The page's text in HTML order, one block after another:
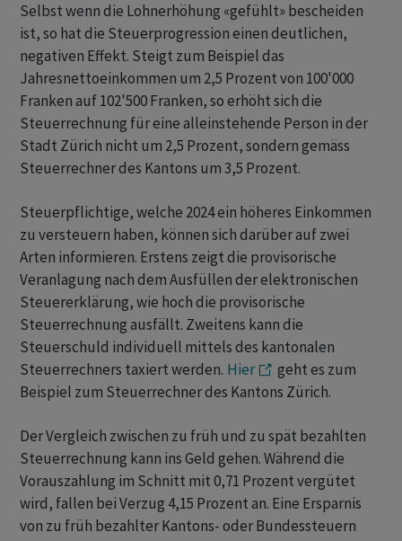
Selbst wenn die Lohnerhöhung «gefühlt» bescheiden
ist, so hat die Steuerprogression einen deutlichen,
negativen Effekt. Steigt zum Beispiel das
Jahresnettoeinkommen um 2,5 Prozent von 100'000
Franken auf 102'500 Franken, so erhöht sich die
Steuerrechnung für eine alleinstehende Person in der
Stadt Zürich nicht um 2,5 Prozent, sondern gemäss
Steuerrechner des Kantons um 3,5 Prozent.
Steuerpflichtige, welche 2024 ein höheres Einkommen
zu versteuern haben, können sich darüber auf zwei
Arten informieren. Erstens zeigt die provisorische
Veranlagung nach dem Ausfüllen der elektronischen
Steuererklärung, wie hoch die provisorische
Steuerrechnung ausfällt. Zweitens kann die
Steuerschuld individuell mittels des kantonalen
Steuerrechners taxiert werden. Hier
geht es zum
Beispiel zum Steuerrechner des Kantons Zürich.
Der Vergleich zwischen zu früh und zu spät bezahlten
Steuerrechnung kann ins Geld gehen. Während die
Vorauszahlung im Schnitt mit 0,71 Prozent vergütet
wird, fallen bei Verzug 4,15 Prozent an. Eine Ersparnis
von zu früh bezahlter Kantons- oder Bundessteuern